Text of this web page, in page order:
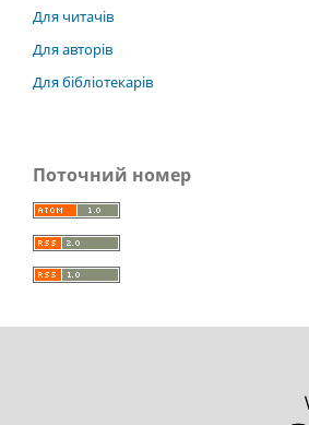
Для читачів
Для авторів
Для бібліотекарів
Поточний номер